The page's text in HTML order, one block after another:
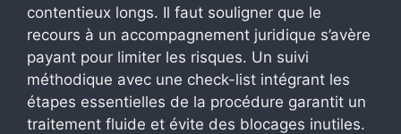
contentieux longs. Il faut souligner que le
recours à un accompagnement juridique s’avère
payant pour limiter les risques. Un suivi
méthodique avec une check-list intégrant les
étapes essentielles de la procédure garantit un
traitement fluide et évite des blocages inutiles.